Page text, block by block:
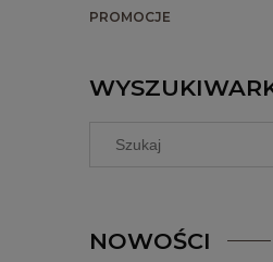
PROMOCJE
NOWOŚCI